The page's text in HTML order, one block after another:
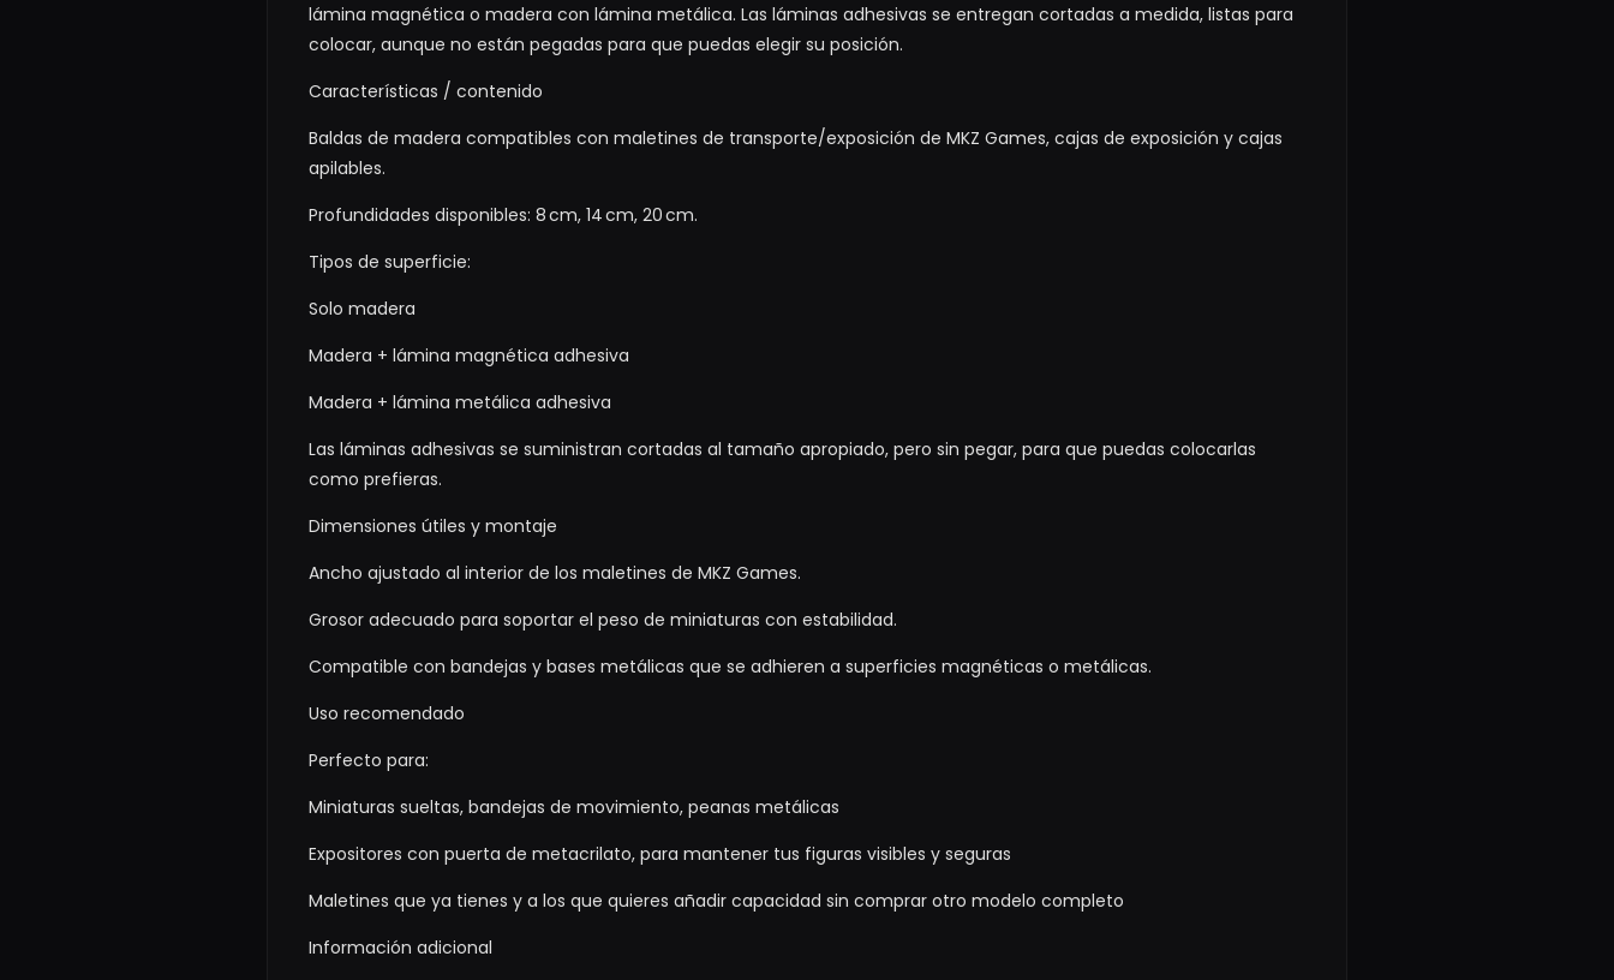
lámina magnética o madera con lámina metálica. Las láminas adhesivas se entregan cortadas a medida, listas para
colocar, aunque no están pegadas para que puedas elegir su posición.
Características / contenido
Baldas de madera compatibles con maletines de transporte/exposición de MKZ Games, cajas de exposición y cajas
apilables.
Profundidades disponibles: 8 cm, 14 cm, 20 cm.
Tipos de superficie:
Solo madera
Madera + lámina magnética adhesiva
Madera + lámina metálica adhesiva
Las láminas adhesivas se suministran cortadas al tamaño apropiado, pero sin pegar, para que puedas colocarlas
como prefieras.
Dimensiones útiles y montaje
Ancho ajustado al interior de los maletines de MKZ Games.
Grosor adecuado para soportar el peso de miniaturas con estabilidad.
Compatible con bandejas y bases metálicas que se adhieren a superficies magnéticas o metálicas.
Uso recomendado
Perfecto para:
Miniaturas sueltas, bandejas de movimiento, peanas metálicas
Expositores con puerta de metacrilato, para mantener tus figuras visibles y seguras
Maletines que ya tienes y a los que quieres añadir capacidad sin comprar otro modelo completo
Información adicional